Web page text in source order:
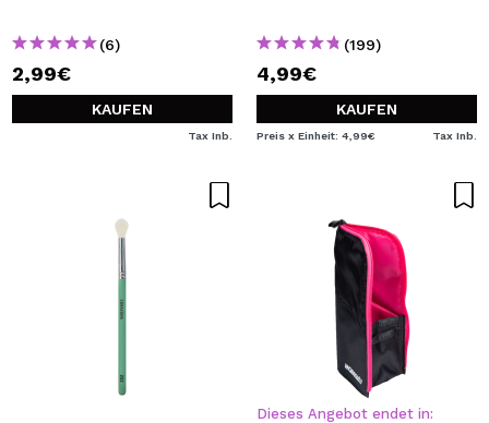
(6)
2,99€
KAUFEN
Tax Inb.
(199)
4,99€
KAUFEN
Preis x Einheit: 4,99€ Tax Inb.
Dieses Angebot endet in: